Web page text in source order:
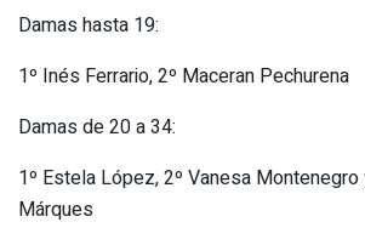
Damas hasta 19:
1º Inés Ferrario, 2º Maceran Pechurena
Damas de 20 a 34:
1º Estela López, 2º Vanesa Montenegro
Márques